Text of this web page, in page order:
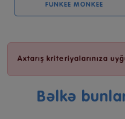
FUNKEE MONKEE
Axtarış kriteriyalarınıza
Bəlkə